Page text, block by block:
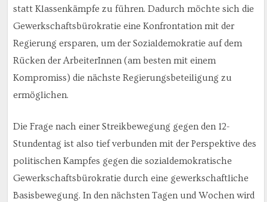
statt Klassenkämpfe zu führen. Dadurch möchte sich die
Gewerkschaftsbürokratie eine Konfrontation mit der
Regierung ersparen, um der Sozialdemokratie auf dem
Rücken der ArbeiterInnen (am besten mit einem
Kompromiss) die nächste Regierungsbeteiligung zu
ermöglichen.
Die Frage nach einer Streikbewegung gegen den 12-
Stundentag ist also tief verbunden mit der Perspektive des
politischen Kampfes gegen die sozialdemokratische
Gewerkschaftsbürokratie durch eine gewerkschaftliche
Basisbewegung. In den nächsten Tagen und Wochen wird